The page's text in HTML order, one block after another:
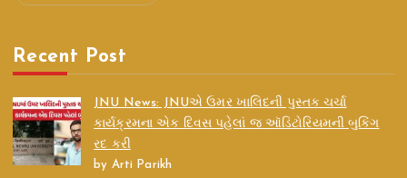
Recent Post
JNU News: JNUએ ઉમર ખાલિદની પુસ્તક ચર્ચા
કાર્યક્રમના એક દિવસ પહેલાં જ ઑડિટોરિયમની બુકિંગ
રદ કરી
by Arti Parikh